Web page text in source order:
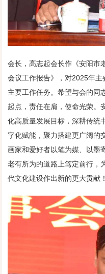
会长，高志起会长作《安阳市
会议工作报告》，对2025年
主要工作任务。希望与会的同
起点，责任在肩，使命光荣。
化高质量发展目标，深耕传统
字化赋能，聚力搭建更广阔的
画家和爱好者以笔为媒、以墨
老有所为的道路上笃定前行，
代文化建设作出新的更大贡献！